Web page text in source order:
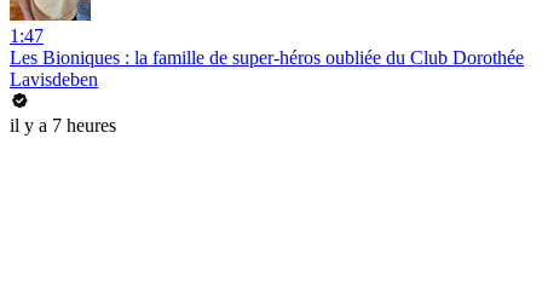
1:47
Les Bioniques : la famille de super-héros oubliée du Club Dorothée
Lavisdeben
il y a 7 heures